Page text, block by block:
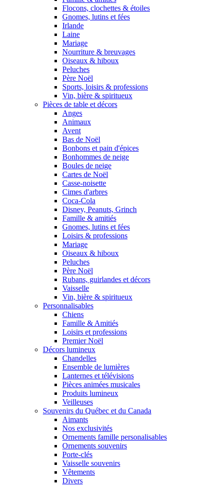
Flocons, clochettes & étoiles
Gnomes, lutins et fées
Irlande
Laine
Mariage
Nourriture & breuvages
Oiseaux & hiboux
Peluches
Père Noël
Sports, loisirs & professions
Vin, bière & spiritueux
Pièces de table et décors
Anges
Animaux
Avent
Bas de Noël
Bonbons et pain d'épices
Bonhommes de neige
Boules de neige
Cartes de Noël
Casse-noisette
Cimes d'arbres
Coca-Cola
Disney, Peanuts, Grinch
Famille & amitiés
Gnomes, lutins et fées
Loisirs & professions
Mariage
Oiseaux & hiboux
Peluches
Père Noël
Rubans, guirlandes et décors
Vaisselle
Vin, bière & spiritueux
Personnalisables
Chiens
Famille & Amitiés
Loisirs et professions
Premier Noël
Décors lumineux
Chandelles
Ensemble de lumières
Lanternes et télévisions
Pièces animées musicales
Produits lumineux
Veilleuses
Souvenirs du Québec et du Canada
Aimants
Nos exclusivités
Ornements famille personalisables
Ornements souvenirs
Porte-clés
Vaisselle souvenirs
Vêtements
Divers